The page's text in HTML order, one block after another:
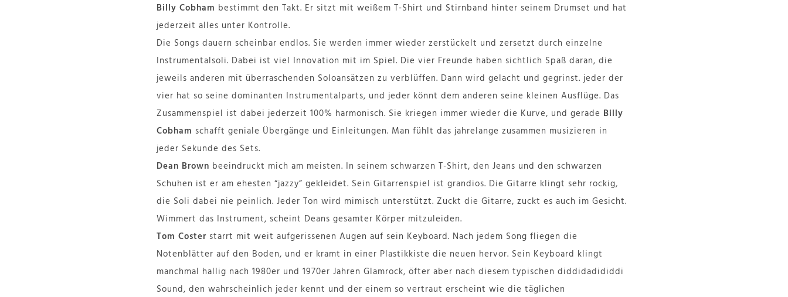
Billy Cobham bestimmt den Takt. Er sitzt mit weißem T-Shirt und Stirnband hinter seinem Drumset und hat
jederzeit alles unter Kontrolle.
Die Songs dauern scheinbar endlos. Sie werden immer wieder zerstückelt und zersetzt durch einzelne
Instrumentalsoli. Dabei ist viel Innovation mit im Spiel. Die vier Freunde haben sichtlich Spaß daran, die
jeweils anderen mit überraschenden Soloansätzen zu verblüffen. Dann wird gelacht und gegrinst. jeder der
vier hat so seine dominanten Instrumentalparts, und jeder könnt dem anderen seine kleinen Ausflüge. Das
Zusammenspiel ist dabei jederzeit 100% harmonisch. Sie kriegen immer wieder die Kurve, und gerade Billy
Cobham schafft geniale Übergänge und Einleitungen. Man fühlt das jahrelange zusammen musizieren in
jeder Sekunde des Sets.
Dean Brown beeindruckt mich am meisten. In seinem schwarzen T-Shirt, den Jeans und den schwarzen
Schuhen ist er am ehesten “jazzy” gekleidet. Sein Gitarrenspiel ist grandios. Die Gitarre klingt sehr rockig,
die Soli dabei nie peinlich. Jeder Ton wird mimisch unterstützt. Zuckt die Gitarre, zuckt es auch im Gesicht.
Wimmert das Instrument, scheint Deans gesamter Körper mitzuleiden.
Tom Coster starrt mit weit aufgerissenen Augen auf sein Keyboard. Nach jedem Song fliegen die
Notenblätter auf den Boden, und er kramt in einer Plastikkiste die neuen hervor. Sein Keyboard klingt
manchmal hallig nach 1980er und 1970er Jahren Glamrock, öfter aber nach diesem typischen diddidadididdi
Sound, den wahrscheinlich jeder kennt und der einem so vertraut erscheint wie die täglichen